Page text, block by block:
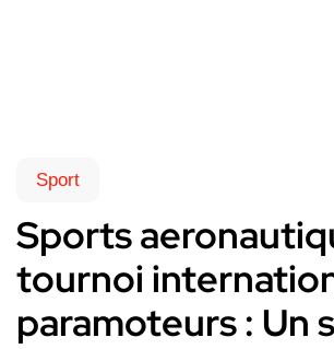
Sport
Sports
tournoi
paramoteurs : Un